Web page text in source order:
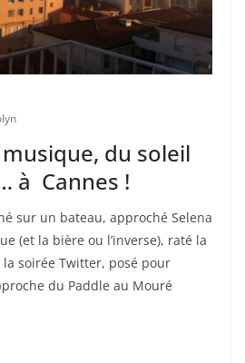
du soleil
à Cannes !
sur un bateau, approché Selena
(et la bière ou l’inverse), raté la
la soirée Twitter, posé pour
du Paddle au Mouré